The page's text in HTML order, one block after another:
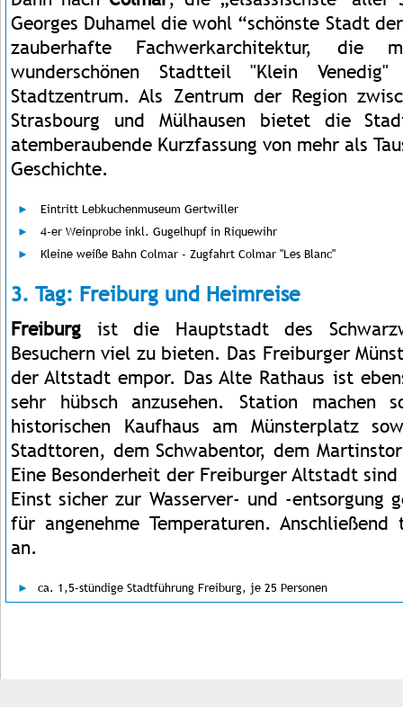
Georges Duhamel die wohl “schönste Stadt
zauberhafte Fachwerkarchitektur, die
wunderschönen Stadtteil "Klein
Stadtzentrum. Als Zentrum der Region
Strasbourg und Mülhausen bietet die
atemberaubende Kurzfassung von mehr als
Geschichte.
Eintritt Lebkuchenmuseum Gertwiller
4-er Weinprobe inkl. Gugelhupf in Riquewihr
Kleine weiße Bahn Colmar - Zugfahrt Colmar "Les Blanc"
3. Tag: Freiburg und Heimreise
Freiburg ist die Hauptstadt des
Besuchern viel zu bieten. Das Freiburger
der Altstadt empor. Das Alte Rathaus ist
sehr hübsch anzusehen. Station machen
historischen Kaufhaus am Münsterplatz
Stadttoren, dem Schwabentor, dem
Eine Besonderheit der Freiburger Altstadt
Einst sicher zur Wasserver- und -entsorgung
für angenehme Temperaturen.
an.
ca. 1,5-stündige Stadtführung Freiburg, je 25 Personen